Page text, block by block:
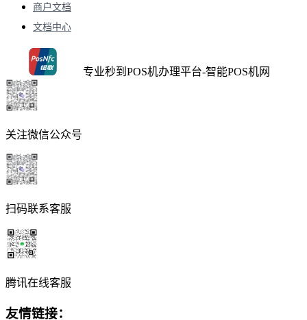
商户文档
文档中心
专业秒到POS机办理平台-智能POS机网
关注微信公众号
扫码联系客服
腾讯在线客服
友情链接：